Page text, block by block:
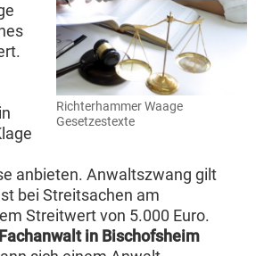
Richterhammer Waage
Gesetzestexte
anbieten. Anwaltszwang gilt
bei Streitsachen am
Streitwert von 5.000 Euro.
in Bischofsheim